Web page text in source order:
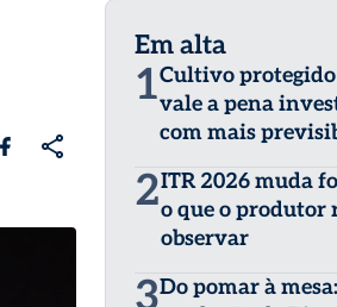
Em alta
1Cultivo
vale a pena
com mais
2ITR 2026 muda
o que o produtor
observar
Do pomar à